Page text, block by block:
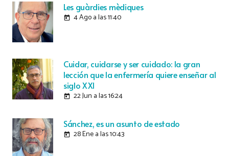
Les guàrdies mèdiques
today 4 Ago a las 11:40
Cuidar, cuidarse y ser cuidado: la gran
lección que la enfermería quiere enseñar al
siglo XXI
today 22 Jun a las 16:24
Sánchez, es un asunto de estado
today 28 Ene a las 10:43